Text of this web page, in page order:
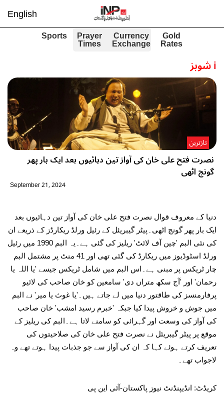
English
Gold
Rates
Currency
Exchange
Prayer
Times
Sports
iشوبز
نصرت فتح علی خان کی آواز تین دہائیوں بعد ایک بار پھر
گونج اٹھی
تازترین
September 21, 2024
دنیا کے معروف قوال نصرت فتح علی خان کی آواز تین دہائیوں بعد
ایک بار پھر گونج اٹھی۔پیٹر گیبریئل کے رئیل ورلڈ ریکارڈز کے ذریعے ان
کی نئی البم 'چین آف لائٹ' ریلیز کی گئی ہے۔یہ البم 1990 میں رئیل
ورلڈ اسٹوڈیوز میں ریکارڈ کی گئی تھی اور 41 منٹ پر مشتمل البم
چار ٹریکس پر مبنی ہے۔اس البم میں شامل ٹریکس جیسے 'یا اللہ یا
رحمان' اور 'آج سکھ متراں دی' سامعین کو خان صاحب کی لائیو
پرفارمنسز کی طاقتور دنیا میں لے جاتے ہیں۔'یا غوث یا میر' نے البم
میں جوش و خروش پیدا کیا جبکہ 'خبرم رسید امشب' خان صاحب
کی آواز کی وسعت اور گہرائی کو سامنے لاتا ہے۔البم کی ریلیز کے
موقع پر پیٹر گیبریئل نے نصرت فتح علی خان کی صلاحیتوں کی
تعریف کرتے ہوئے کہا کہ ان کی آواز سے جو جذبات پیدا ہوتے تھے وہ
لاجواب تھے۔
کریڈٹ: انڈیپنڈنٹ نیوز پاکستان-آئی این پی